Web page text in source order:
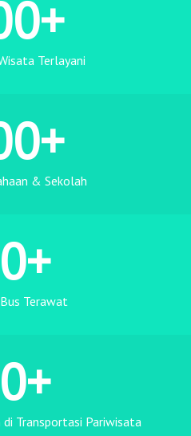
+
Terlayani
+
& Sekolah
+
Terawat
+
Transportasi Pariwisata